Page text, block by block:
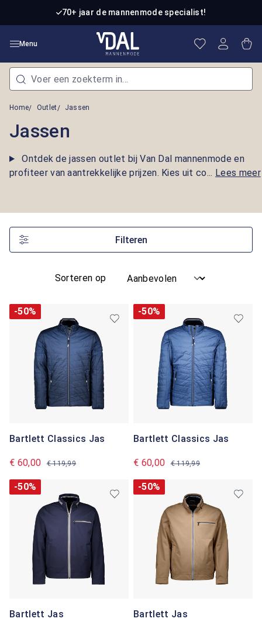
Ga naar de hoofdinhoud70+ jaar de mannenmode specialist!
Menu Je hebt 0
Home Outlet Jassen
Jassen
Ontdek de jassen outlet bij Van Dal mannenmode en
profiteer van aantrekkelijke prijzen. Kies uit co... Lees meer
Filteren
Sorteren op
-50%
Bartlett Classics Jas
€ 60,00 € 119,99
-50%
Bartlett Classics Jas
€ 60,00 € 119,99
-50%
Bartlett Jas
-50%
Bartlett Jas